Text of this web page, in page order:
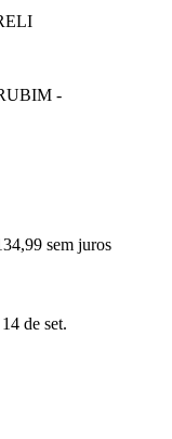
-
sem juros
14 de set.